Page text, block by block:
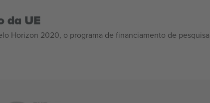
da UE
Horizon 2020, o programa de financiamento de